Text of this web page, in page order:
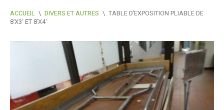
ACCUEIL \ DIVERS ET AUTRES \ TABLE D’EXPOSITION PLIABLE DE
8’X3′ ET 8’X4′